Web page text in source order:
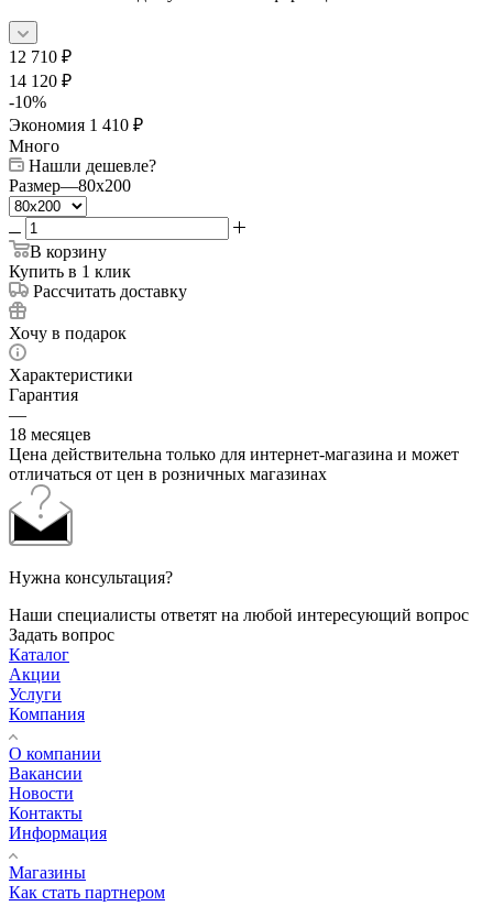
12 710 ₽
14 120 ₽
-10%
Экономия 1 410 ₽
Много
Нашли дешевле?
Размер—80x200
В корзину
Купить в 1 клик
Рассчитать доставку
Хочу в подарок
Характеристики
Гарантия
—
18 месяцев
Цена действительна только для интернет-магазина и может
отличаться от цен в розничных магазинах
Нужна консультация?
Наши специалисты ответят на любой интересующий вопрос
Задать вопрос
Каталог
Акции
Услуги
Компания
О компании
Вакансии
Новости
Контакты
Информация
Магазины
Как стать партнером